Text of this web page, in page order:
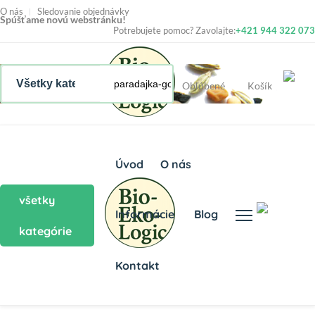
O nás Sledovanie objednávky
Spúšťame novú webstránku!
Potrebujete pomoc? Zavolajte:+421 944 322 073
Obľúbené Košík
všetky
kategórie
Úvod O nás
Informácie Blog
Kontakt